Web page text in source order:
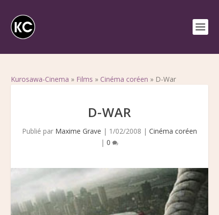
Kurosawa-Cinema » Films » Cinéma coréen » D-War
D-WAR
Publié par Maxime Grave | 1/02/2008 | Cinéma coréen
| 0